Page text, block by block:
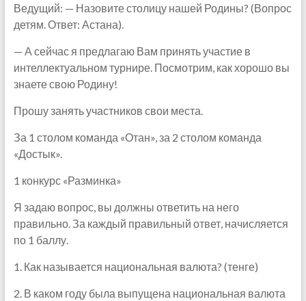
Ведущий: — Назовите столицу нашей Родины? (Вопрос
детям. Ответ: Астана).
— А сейчас я предлагаю Вам принять участие в
интеллектуальном турнире. Посмотрим, как хорошо вы
знаете свою Родину!
Прошу занять участников свои места.
За 1 столом команда «Отан», за 2 столом команда
«Достык».
1 конкурс «Разминка»
Я задаю вопрос, вы должны ответить на него
правильно. За каждый правильный ответ, начисляется
по 1 баллу.
1. Как называется национальная валюта? (тенге)
2. В каком году была выпущена национальная валюта